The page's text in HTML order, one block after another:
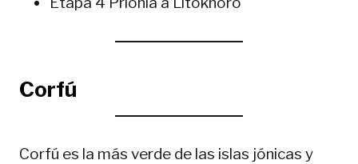
Corfú
Corfú es la más verde de las islas jónicas y